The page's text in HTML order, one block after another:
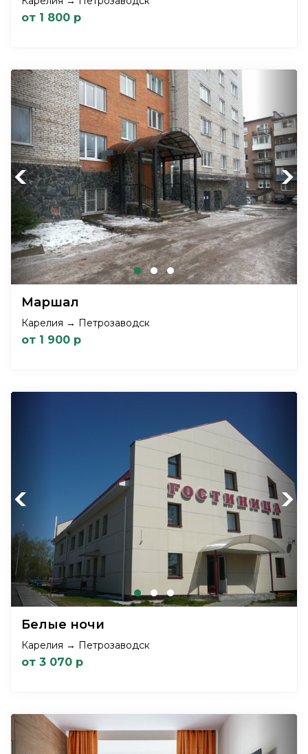
от 1 800 р
Previous Next
Маршал
Карелия → Петрозаводск
от 1 900 р
Previous Next
Белые ночи
Карелия → Петрозаводск
от 3 070 р